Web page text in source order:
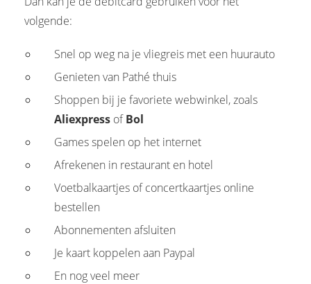
volgende:
Snel op weg na je vliegreis met een huurauto
Genieten van Pathé thuis
Shoppen bij je favoriete webwinkel, zoals
Aliexpress ofBol
Games spelen op het internet
Afrekenen in restaurant en hotel
Voetbalkaartjes of concertkaartjes online
bestellen
Abonnementen afsluiten
Je kaart koppelen aan Paypal
En nog veel meer